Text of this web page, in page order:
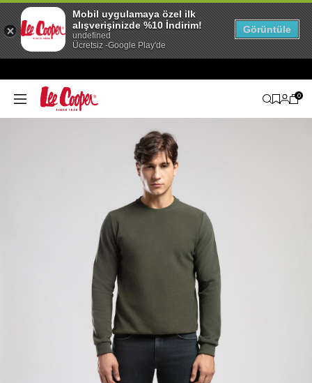
0
Mobil uygulamaya özel ilk
alışverişinizde %10 İndirim!
undefined
Ücretsiz -Google Play'de
Görüntüle